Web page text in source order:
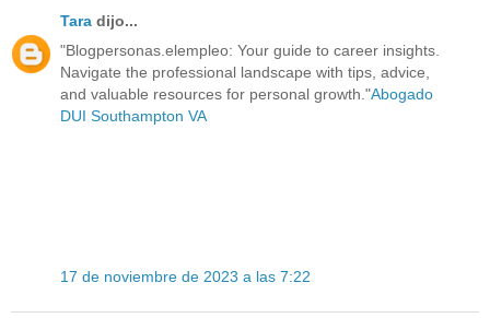
Tara dijo...
"Blogpersonas.elempleo: Your guide to career insights.
Navigate the professional landscape with tips, advice,
and valuable resources for personal growth."Abogado
DUI Southampton VA
17 de noviembre de 2023 a las 7:22